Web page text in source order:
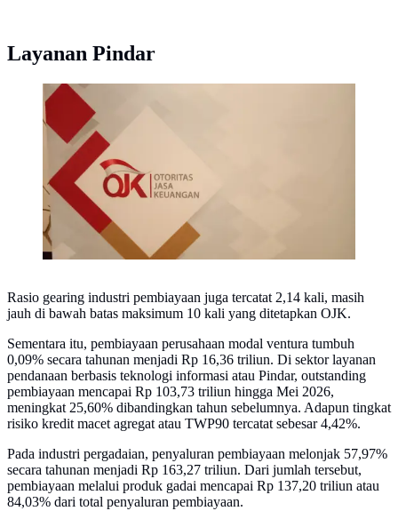
Layanan Pindar
Logo OJK. Liputan6.com/Nurmayanti
Rasio gearing industri pembiayaan juga tercatat 2,14 kali, masih
jauh di bawah batas maksimum 10 kali yang ditetapkan OJK.
Sementara itu, pembiayaan perusahaan modal ventura tumbuh
0,09% secara tahunan menjadi Rp 16,36 triliun. Di sektor layanan
pendanaan berbasis teknologi informasi atau Pindar, outstanding
pembiayaan mencapai Rp 103,73 triliun hingga Mei 2026,
meningkat 25,60% dibandingkan tahun sebelumnya. Adapun tingkat
risiko kredit macet agregat atau TWP90 tercatat sebesar 4,42%.
Pada industri pergadaian, penyaluran pembiayaan melonjak 57,97%
secara tahunan menjadi Rp 163,27 triliun. Dari jumlah tersebut,
pembiayaan melalui produk gadai mencapai Rp 137,20 triliun atau
84,03% dari total penyaluran pembiayaan.